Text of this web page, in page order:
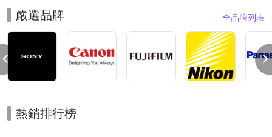
嚴選品牌 全品牌列表
熱銷排行榜